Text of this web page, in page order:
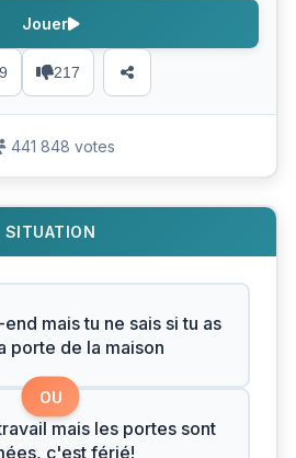
217
Jouer
441 848 votes
SITUATION
mais tu ne sais si tu as
porte de la maison
OU
mais les portes sont
c'est férié!